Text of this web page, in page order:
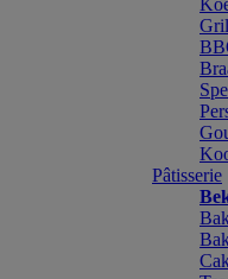
Pâtisserie